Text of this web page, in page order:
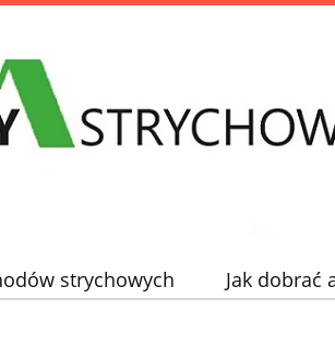
strychowych Jak dobrać